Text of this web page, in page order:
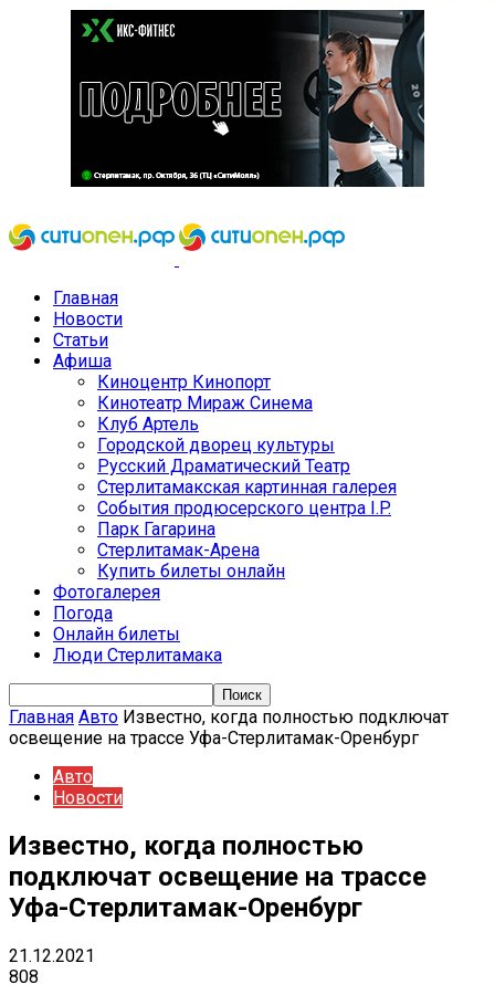
Главная
Новости
Статьи
Афиша
Киноцентр Кинопорт
Кинотеатр Мираж Синема
Клуб Артель
Городской дворец культуры
Русский Драматический Театр
Стерлитамакская картинная галерея
События продюсерского центра I.P.
Парк Гагарина
Стерлитамак-Арена
Купить билеты онлайн
Фотогалерея
Погода
Онлайн билеты
Люди Стерлитамака
Главная Авто Известно, когда полностью подключат
освещение на трассе Уфа-Стерлитамак-Оренбург
Авто
Новости
Известно, когда полностью
подключат освещение на трассе
Уфа-Стерлитамак-Оренбург
21.12.2021
808